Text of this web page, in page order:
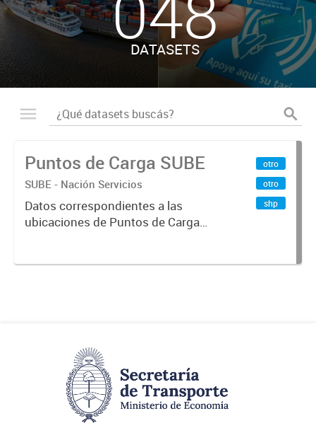
DATASETS
Puntos de Carga SUBE
SUBE - Nación Servicios
Datos correspondientes a las
ubicaciones de Puntos de Carga
otro
otro
shp